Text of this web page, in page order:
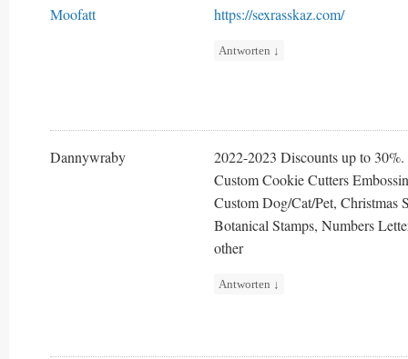
Moofatt https://sexrasskaz.com/
Antworten ↓
Dannywraby
2022-2023 Discounts up to
Custom Cookie Cutters
Custom Dog/Cat/Pet, Christmas
Botanical Stamps, Numbers
other
Antworten ↓